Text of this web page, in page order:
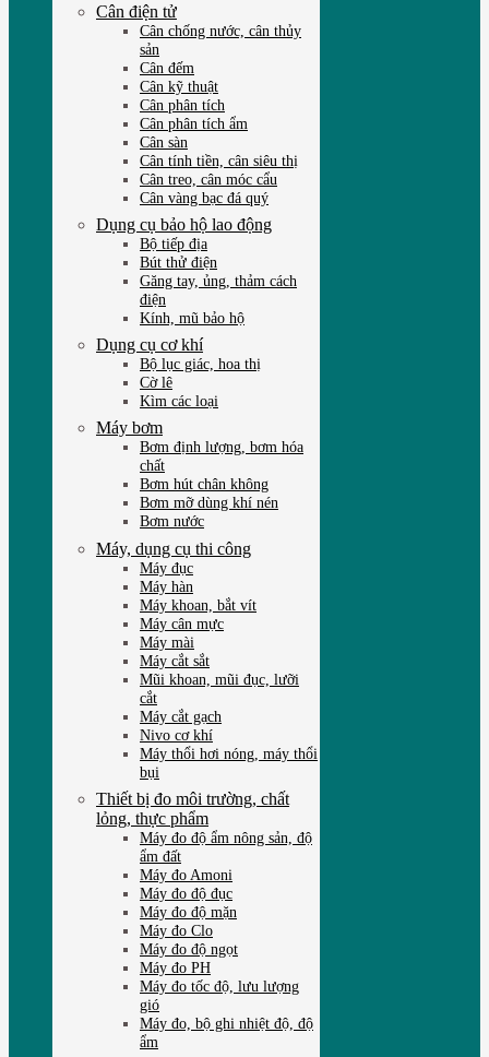
Cân điện tử
Cân chống nước, cân thủy
sản
Cân đếm
Cân kỹ thuật
Cân phân tích
Cân phân tích ẩm
Cân sàn
Cân tính tiền, cân siêu thị
Cân treo, cân móc cẩu
Cân vàng bạc đá quý
Dụng cụ bảo hộ lao động
Bộ tiếp địa
Bút thử điện
Găng tay, ủng, thảm cách
điện
Kính, mũ bảo hộ
Dụng cụ cơ khí
Bộ lục giác, hoa thị
Cờ lê
Kìm các loại
Máy bơm
Bơm định lượng, bơm hóa
chất
Bơm hút chân không
Bơm mỡ dùng khí nén
Bơm nước
Máy, dụng cụ thi công
Máy đục
Máy hàn
Máy khoan, bắt vít
Máy cân mực
Máy mài
Máy cắt sắt
Mũi khoan, mũi đục, lưỡi
cắt
Máy cắt gạch
Nivo cơ khí
Máy thổi hơi nóng, máy thổi
bụi
Thiết bị đo môi trường, chất
lỏng, thực phẩm
Máy đo độ ẩm nông sản, độ
ẩm đất
Máy đo Amoni
Máy đo độ đục
Máy đo độ mặn
Máy đo Clo
Máy đo độ ngọt
Máy đo PH
Máy đo tốc độ, lưu lượng
gió
Máy đo, bộ ghi nhiệt độ, độ
ẩm